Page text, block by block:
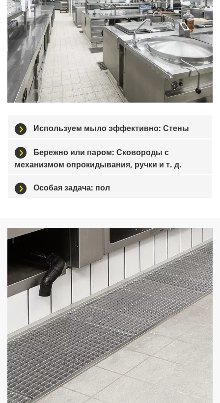
Используем мыло эффективно: Стены
Бережно или паром: Сковороды с
механизмом опрокидывания, ручки и т. д.
Особая задача: пол